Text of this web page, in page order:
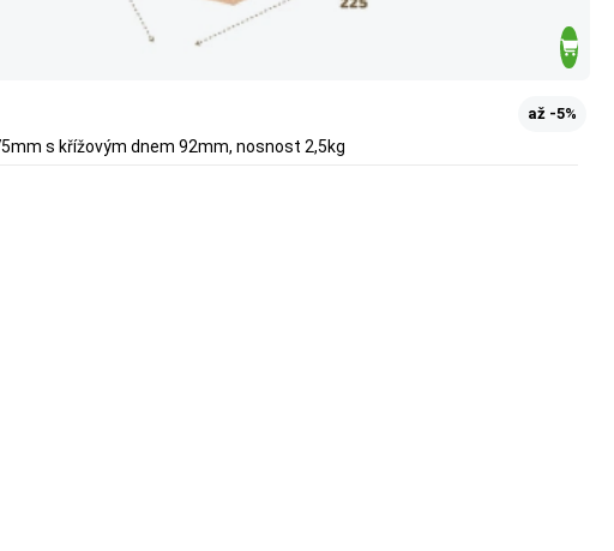
až -5%
s křížovým dnem 92mm, nosnost 2,5kg